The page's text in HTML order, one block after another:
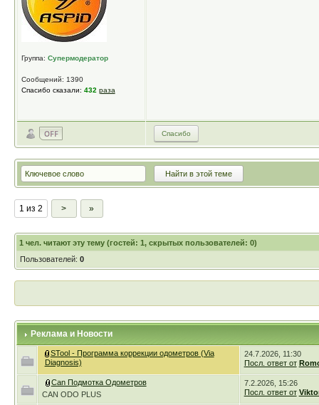
Группа: Супермодератор
Сообщений: 1390
Спасибо сказали: 432 раза
Спасибо
1 из 2 > »
1 чел. читают эту тему (гостей: 1, скрытых пользователей: 0)
Пользователей: 0
Реклама и Новости
STool - Программа коррекции одометров (Via
Diagnosis)
24.7.2026, 11:30
Посл. ответ от
Can Подмотка Одометров
CAN ODO PLUS
7.2.2026, 15:26
Посл. ответ от